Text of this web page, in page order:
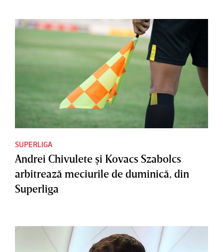
SUPERLIGA
Andrei Chivulete şi Kovacs Szabolcs
arbitrează meciurile de duminică, din
Superliga